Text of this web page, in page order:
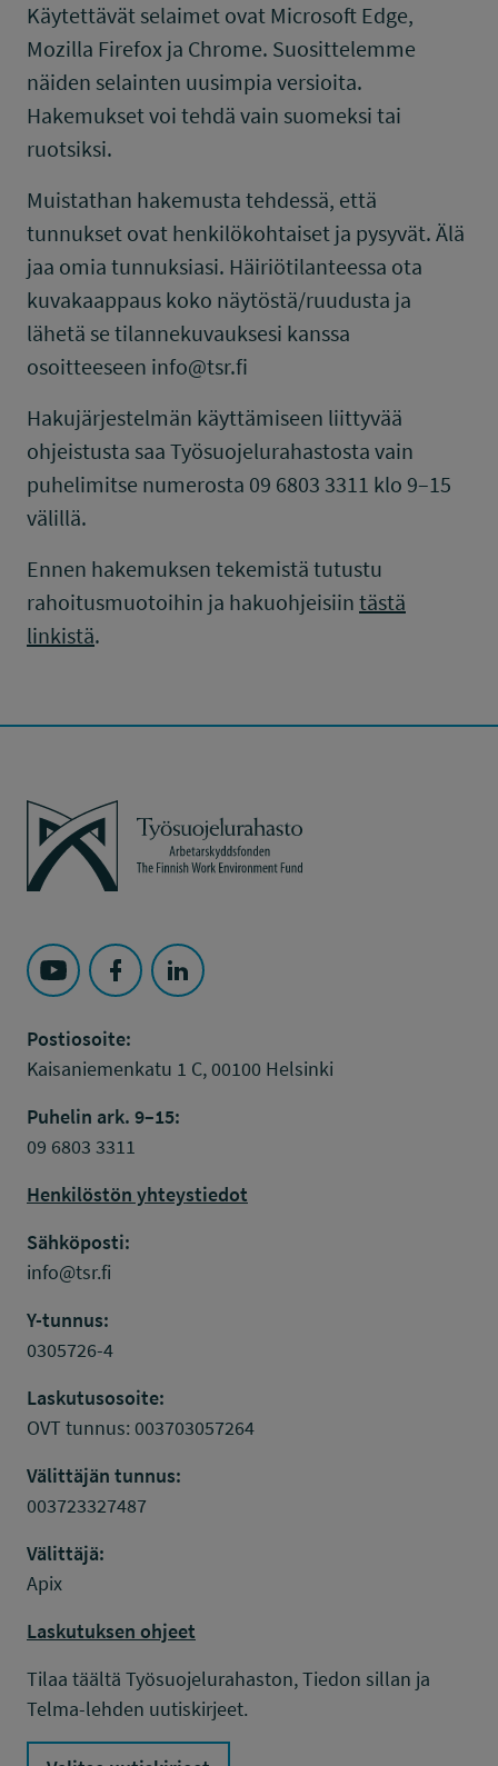
Käytettävät selaimet ovat Microsoft Edge,
Mozilla Firefox ja Chrome. Suosittelemme
näiden selainten uusimpia versioita.
Hakemukset voi tehdä vain suomeksi tai
ruotsiksi.
Muistathan hakemusta tehdessä, että
tunnukset ovat henkilökohtaiset ja pysyvät. Älä
jaa omia tunnuksiasi. Häiriötilanteessa ota
kuvakaappaus koko näytöstä/ruudusta ja
lähetä se tilannekuvauksesi kanssa
osoitteeseen info@tsr.fi
Hakujärjestelmän käyttämiseen liittyvää
ohjeistusta saa Työsuojelurahastosta vain
puhelimitse numerosta 09 6803 3311 klo 9–15
välillä.
Ennen hakemuksen tekemistä tutustu
rahoitusmuotoihin ja hakuohjeisiin tästä
linkistä.
Työsuojelurahasto
Seuraa Työsuojelurahasto kohteessa: YouTube
Seuraa Työsuojelurahasto kohteessa:
Seuraa Työsuojelurahasto kohteessa:
Postiosoite:
Kaisaniemenkatu 1 C, 00100 Helsinki
Puhelin ark. 9–15:
09 6803 3311
Henkilöstön yhteystiedot
Sähköposti:
info@tsr.fi
Y-tunnus:
0305726-4
Laskutusosoite:
OVT tunnus: 003703057264
Välittäjän tunnus:
003723327487
Välittäjä:
Apix
Laskutuksen ohjeet
Tilaa täältä Työsuojelurahaston, Tiedon sillan ja
Telma-lehden uutiskirjeet.